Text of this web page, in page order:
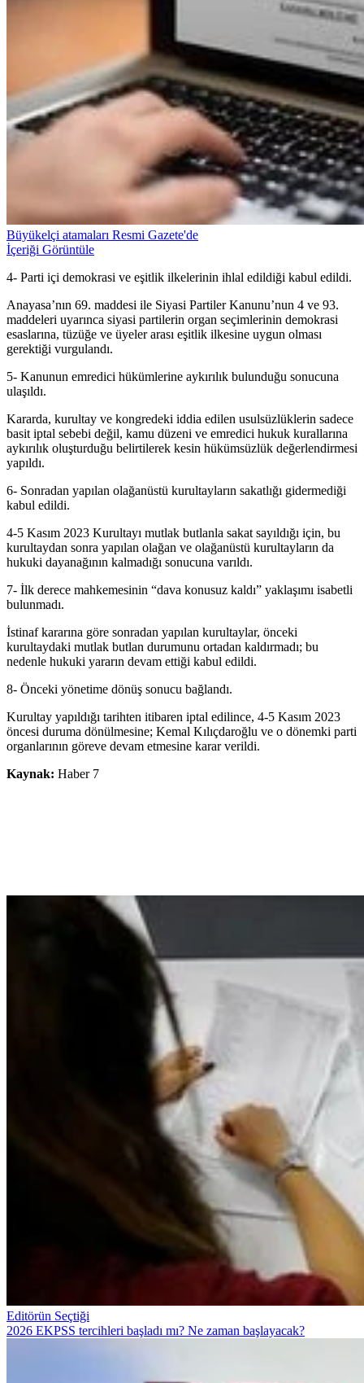
Büyükelçi atamaları Resmi Gazete'de
İçeriği Görüntüle
4- Parti içi demokrasi ve eşitlik ilkelerinin ihlal edildiği kabul edildi.
Anayasa’nın 69. maddesi ile Siyasi Partiler Kanunu’nun 4 ve 93.
maddeleri uyarınca siyasi partilerin organ seçimlerinin demokrasi
esaslarına, tüzüğe ve üyeler arası eşitlik ilkesine uygun olması
gerektiği vurgulandı.
5- Kanunun emredici hükümlerine aykırılık bulunduğu sonucuna
ulaşıldı.
Kararda, kurultay ve kongredeki iddia edilen usulsüzlüklerin sadece
basit iptal sebebi değil, kamu düzeni ve emredici hukuk kurallarına
aykırılık oluşturduğu belirtilerek kesin hükümsüzlük değerlendirmesi
yapıldı.
6- Sonradan yapılan olağanüstü kurultayların sakatlığı gidermediği
kabul edildi.
4-5 Kasım 2023 Kurultayı mutlak butlanla sakat sayıldığı için, bu
kurultaydan sonra yapılan olağan ve olağanüstü kurultayların da
hukuki dayanağının kalmadığı sonucuna varıldı.
7- İlk derece mahkemesinin “dava konusuz kaldı” yaklaşımı isabetli
bulunmadı.
İstinaf kararına göre sonradan yapılan kurultaylar, önceki
kurultaydaki mutlak butlan durumunu ortadan kaldırmadı; bu
nedenle hukuki yararın devam ettiği kabul edildi.
8- Önceki yönetime dönüş sonucu bağlandı.
Kurultay yapıldığı tarihten itibaren iptal edilince, 4-5 Kasım 2023
öncesi duruma dönülmesine; Kemal Kılıçdaroğlu ve o dönemki parti
organlarının göreve devam etmesine karar verildi.
Kaynak: Haber 7
Editörün Seçtiği
2026 EKPSS tercihleri başladı mı? Ne zaman başlayacak?